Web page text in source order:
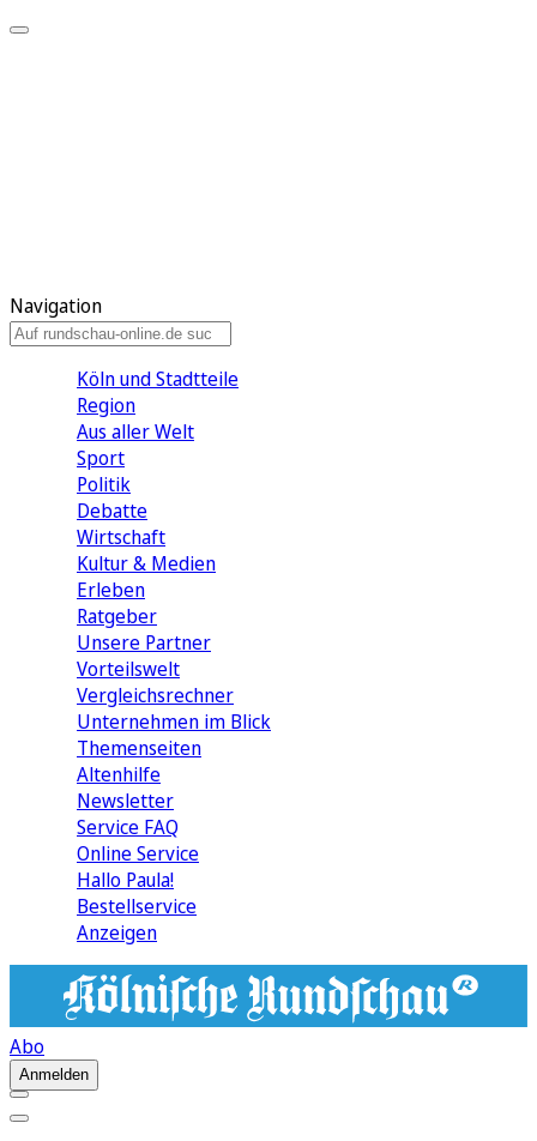
Navigation
Köln und Stadtteile
Region
Aus aller Welt
Sport
Politik
Debatte
Wirtschaft
Kultur & Medien
Erleben
Ratgeber
Unsere Partner
Vorteilswelt
Vergleichsrechner
Unternehmen im Blick
Themenseiten
Altenhilfe
Newsletter
Service FAQ
Online Service
Hallo Paula!
Bestellservice
Anzeigen
Abo
Anmelden